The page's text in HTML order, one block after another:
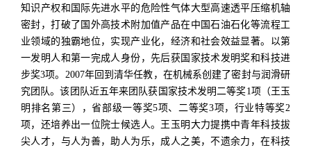
知识产权和国际先进水平的危险性气体大型高速透平压缩机轴
密封，打破了国外高技术附加值产品在中国石油石化等流程工
业领域的独霸地位，实现产业化，经济和社会效益显著。以第
一发明人和第一完成人身份，先后获国家技术发明奖和科技进
步奖3项。2007年回到清华任教，在机械系创建了密封与润滑研
究团队。该团队近五年来团队获国家技术发明二等奖1项（王玉
明排名第三），省部级一等奖5项、二等奖3项，行业特等奖2
项，还培养出一位院士候选人。王玉明大力提携中青年科技拔
尖人才，与人为善，助人为乐，成人之美，不遗余力，在科技